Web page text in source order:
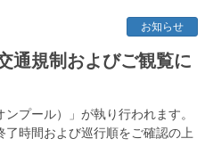
お知らせ
通規制およびご観覧に
プール）」が執り行われます。
時間および巡行順をご確認の上